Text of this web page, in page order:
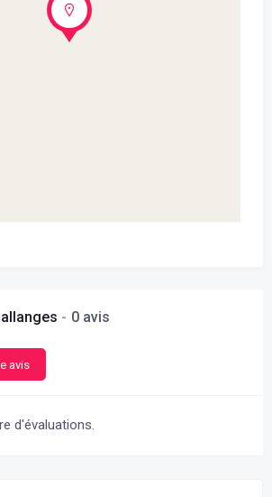
0 avis
avis
d'évaluations.